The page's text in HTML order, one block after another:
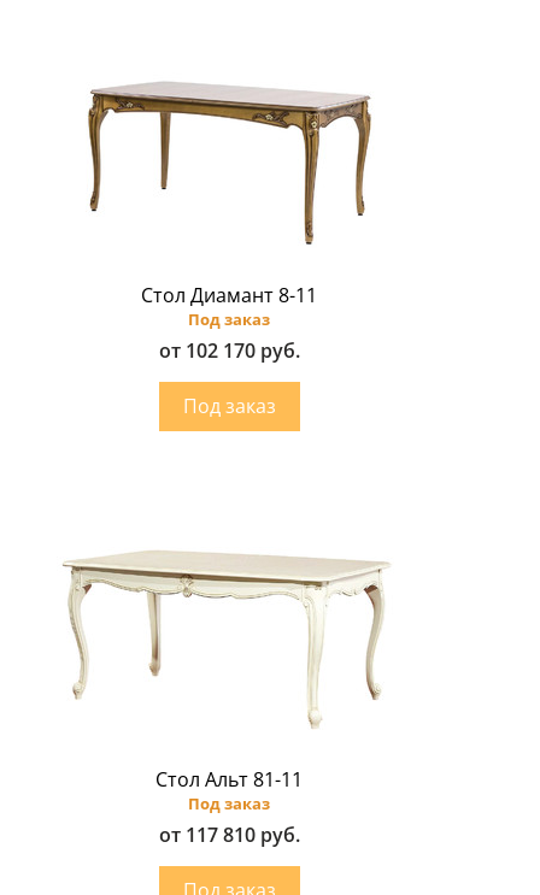
Стол Диамант 8-11
Под заказ
от 102 170 руб.
Стол Альт 81-11
Под заказ
от 117 810 руб.